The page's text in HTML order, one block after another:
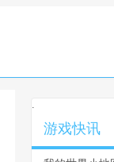
.
游戏快讯